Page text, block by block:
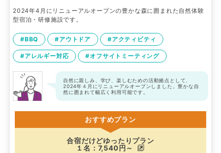
2024年4月にリニューアルオープンの豊かな森に囲まれた自然体験
型宿泊・研修施設です。
#BBQ #アウトドア #アクティビティ
#アレルギー対応 #オフサイトミーティング
自然に親しみ、学び、楽しむための活動拠点として、
2024年４月にリニューアルオープンしました。豊かな自
然に囲まれて幅広く利用可能です。
おすすめプラン
合宿だけどゆったりプラン
１名：7,540円～